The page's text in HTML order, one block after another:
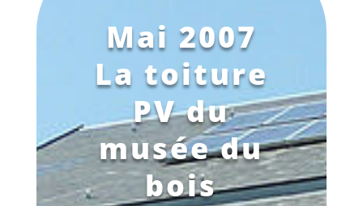
Mai 2007
La toiture
PV du
musée du
bois